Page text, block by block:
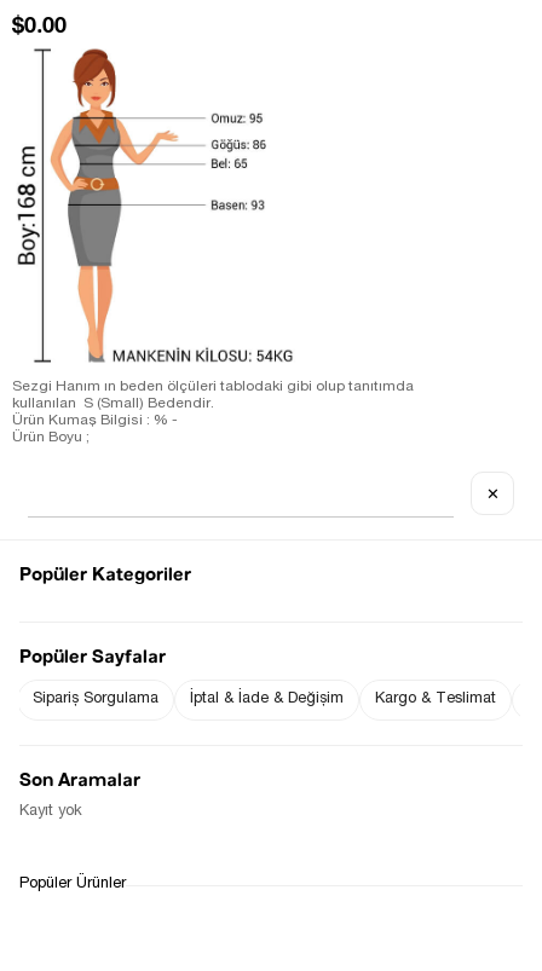
$0.00
Sezgi Hanım ın beden ölçüleri tablodaki gibi olup tanıtımda
kullanılan S (Small) Bedendir.
Ürün Kumaş Bilgisi : % -
Ürün Boyu ;
Notify Me When Available
RETURN AND EXCHANGE
✕
Popüler Kategoriler
Popüler Sayfalar
Sipariş Sorgulama İptal & İade & Değişim Kargo & Teslimat
Son Aramalar
Kayıt yok
Popüler Ürünler